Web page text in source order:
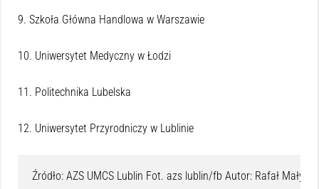
9. Szkoła Główna Handlowa w Warszawie
10. Uniwersytet Medyczny w Łodzi
11. Politechnika Lubelska
12. Uniwersytet Przyrodniczy w Lublinie
Źródło: AZS UMCS Lublin Fot. azs lublin/fb Autor: Rafał Małys